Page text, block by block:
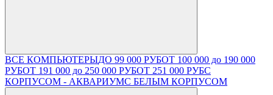
ВСЕ КОМПЬЮТЕРЫДО 99 000 РУБОТ 100 000 до 190 000
РУБОТ 191 000 до 250 000 РУБОТ 251 000 РУБС
КОРПУСОМ - АКВАРИУМС БЕЛЫМ КОРПУСОМ